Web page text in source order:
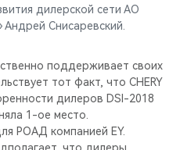
дилерской сети АО
Снисаревский.
поддерживает своих
тот факт, что CHERY
дилеров DSI-2018
1-ое место.
РОАД компанией EY.